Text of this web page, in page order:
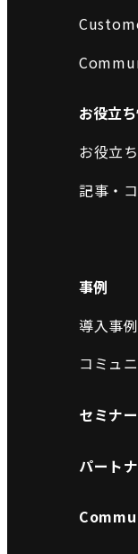
お役立
お役立
記事・
事例
導入事例
コミュ
セミナー
パート